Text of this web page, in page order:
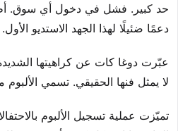
حد كبير. فشل في دخول أي سوق.
دعمًا ضئيلًا لهذا الجهد الاستديو الأول.
عبّرت دوغا كات عن كراهيتها
لا يمثل فنها الحقيقي. تسمي
تميّزت عملية تسجيل الألبوم